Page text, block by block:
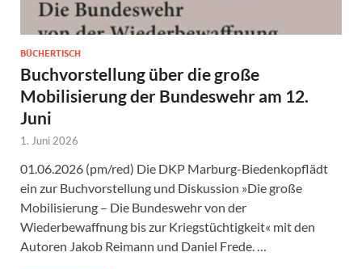
BÜCHERTISCH
Buchvorstellung über die große
Mobilisierung der Bundeswehr am 12.
Juni
1. Juni 2026
01.06.2026 (pm/red) Die DKP Marburg-Biedenkopflädt
ein zur Buchvorstellung und Diskussion »Die große
Mobilisierung – Die Bundeswehr von der
Wiederbewaffnung bis zur Kriegstüchtigkeit« mit den
Autoren Jakob Reimann und Daniel Frede. …